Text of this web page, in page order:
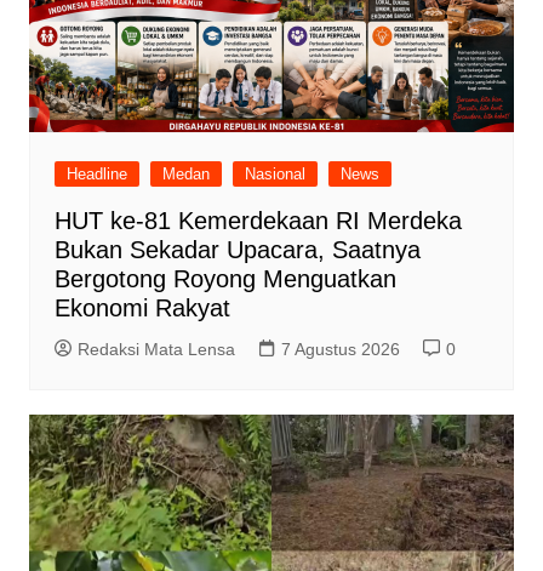
Headline Medan Nasional News
HUT ke-81 Kemerdekaan RI Merdeka
Bukan Sekadar Upacara, Saatnya
Bergotong Royong Menguatkan
Ekonomi Rakyat
Redaksi Mata Lensa 7 Agustus 2026 0